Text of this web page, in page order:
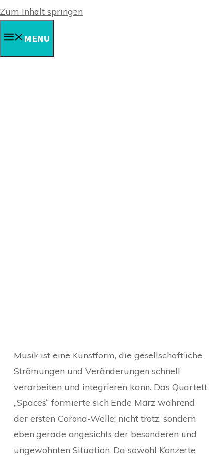
Zum Inhalt springen
MENU
Musik ist eine Kunstform, die gesellschaftliche
Strömungen und Veränderungen schnell
verarbeiten und integrieren kann. Das Quartett
„Spaces“ formierte sich Ende März während
der ersten Corona-Welle; nicht trotz, sondern
eben gerade angesichts der besonderen und
ungewohnten Situation. Da sowohl Konzerte